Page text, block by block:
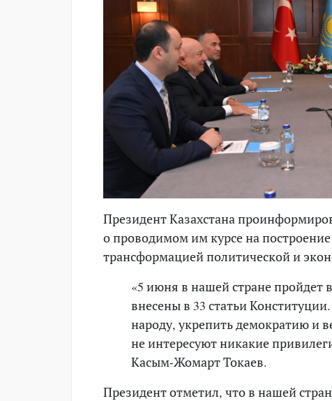
Президент Казахстана
о проводимом им курсе на
трансформацией политической и
«5 июня в нашей стране пройдет
внесены в 33 статьи
народу, укрепить демократию и
не интересуют никакие
Касым-Жомарт Токаев.
Президент отметил, что в нашей